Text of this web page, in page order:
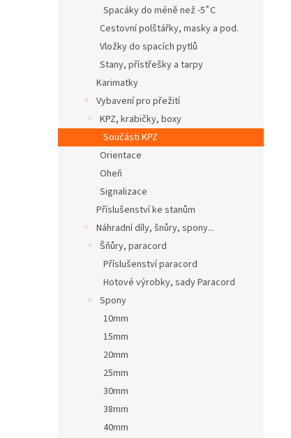
Spacáky do méně než -5˚C
Cestovní polštářky, masky a pod.
Vložky do spacích pytlů
Stany, přístřešky a tarpy
Karimatky
Vybavení pro přežití
KPZ, krabičky, boxy
Součásti KPZ
Orientace
Oheň
Signalizace
Příslušenství ke stanům
Náhradní díly, šnůry, spony...
Šňůry, paracord
Příslušenství paracord
Hotové výrobky, sady Paracord
Spony
10mm
15mm
20mm
25mm
30mm
38mm
40mm